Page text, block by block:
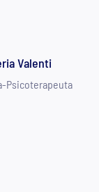
Valenti
Psicoterapeuta